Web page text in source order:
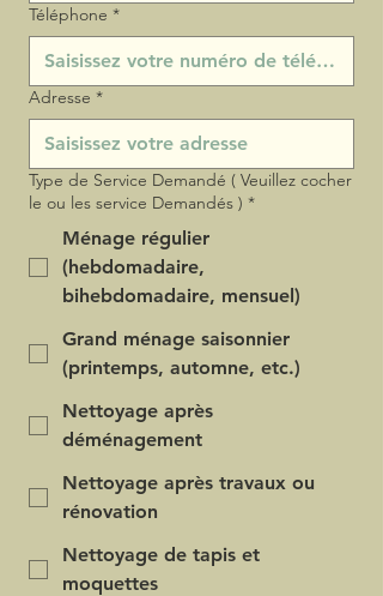
Téléphone *
Adresse *
Type de Service Demandé ( Veuillez cocher
le ou les service Demandés ) *
Ménage régulier
(hebdomadaire,
bihebdomadaire, mensuel)
Grand ménage saisonnier
(printemps, automne, etc.)
Nettoyage après
déménagement
Nettoyage après travaux ou
rénovation
Nettoyage de tapis et
moquettes